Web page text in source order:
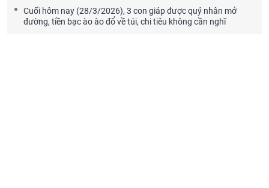
Cuối hôm nay (28/3/2026), 3 con giáp được quý nhân mở
đường, tiền bạc ào ào đổ về túi, chi tiêu không cần nghĩ